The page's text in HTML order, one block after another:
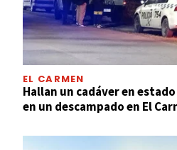
EL CARMEN
Hallan un cadáver en
en un descampado en El